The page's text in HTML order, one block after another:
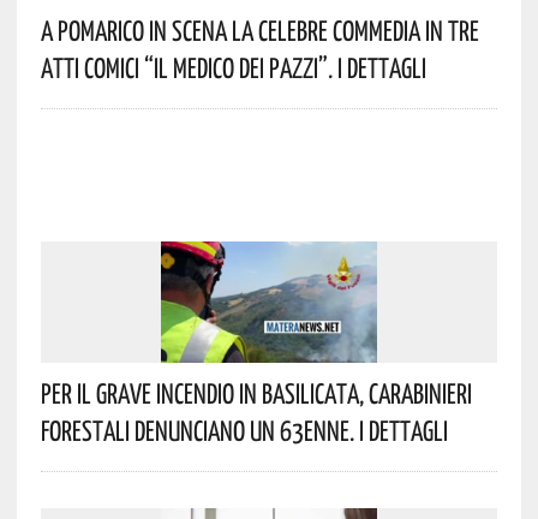
A Pomarico In Scena La Celebre Commedia In Tre
Atti Comici “Il Medico Dei Pazzi”. I Dettagli
Per Il Grave Incendio In Basilicata, Carabinieri
Forestali Denunciano Un 63enne. I Dettagli